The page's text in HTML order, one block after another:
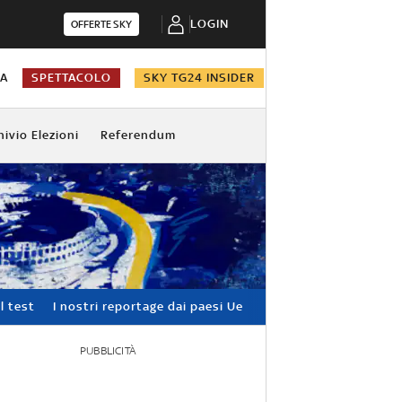
OFFERTE SKY LOGIN
SPETTACOLO SKY TG24 INSIDER
Elezioni Referendum
test I nostri reportage dai paesi Ue
PUBBLICITÀ